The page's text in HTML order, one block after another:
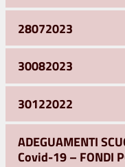
28072023
30082023
30122022
ADEGUAMENTI
Covid-19 – FONDI